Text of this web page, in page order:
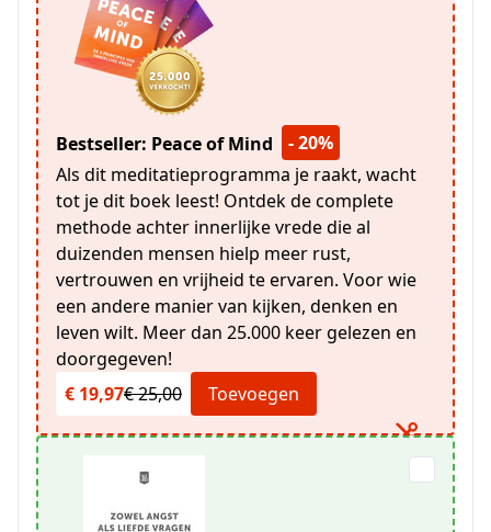
Bestseller: Peace of Mind
- 20%
Als dit meditatieprogramma je raakt, wacht
tot je dit boek leest! Ontdek de complete
methode achter innerlijke vrede die al
duizenden mensen hielp meer rust,
vertrouwen en vrijheid te ervaren. Voor wie
een andere manier van kijken, denken en
leven wilt. Meer dan 25.000 keer gelezen en
doorgegeven!
€ 19,97€ 25,00 Toevoegen